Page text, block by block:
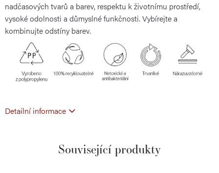
nadčasových tvarů a barev, respektu k životnímu prostředí,
vysoké odolnosti a důmyslné funkčnosti. Vybírejte a
kombinujte odstíny barev.
Detailní informace
Související produkty